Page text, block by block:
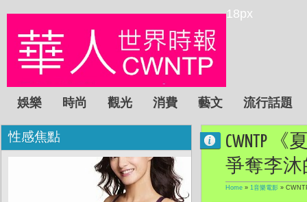
18px
娛樂 時尚 觀光 消費 藝文 流行話題
CWNTP
爭奪李沐
Home » 1音樂電影 »
性感焦點